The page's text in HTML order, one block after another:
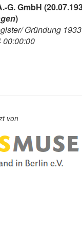
G. GmbH
)
Gründung 1933
00:00:00
von